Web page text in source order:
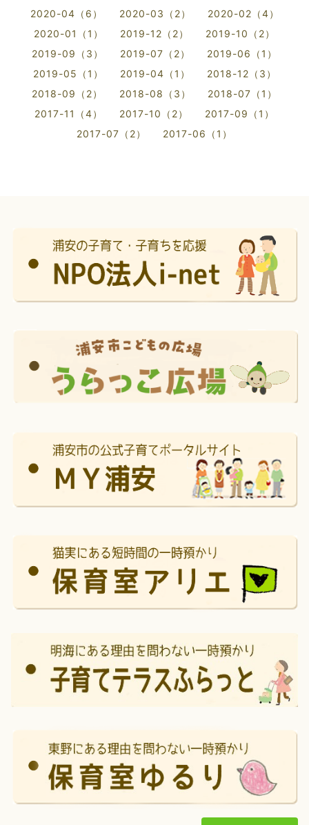
2020-04（6）
2020-03（2）
2020-02（4）
2020-01（1）
2019-12（2）
2019-10（2）
2019-09（3）
2019-07（2）
2019-06（1）
2019-05（1）
2019-04（1）
2018-12（3）
2018-09（2）
2018-08（3）
2018-07（1）
2017-11（4）
2017-10（2）
2017-09（1）
2017-07（2）
2017-06（1）